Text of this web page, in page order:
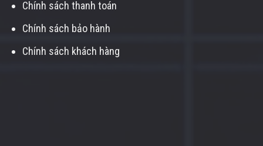
Chính sách thanh toán
Chính sách bảo hành
Chính sách khách hàng